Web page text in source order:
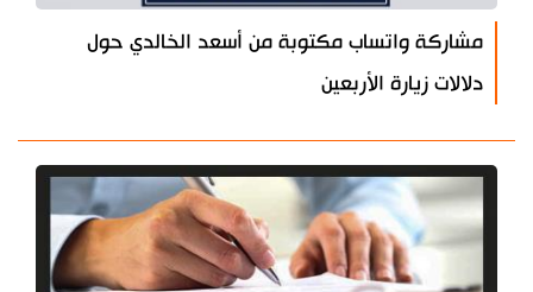
مشاركة واتساب مكتوبة من أسعد الخالدي حول
دلالات زيارة الأربعين